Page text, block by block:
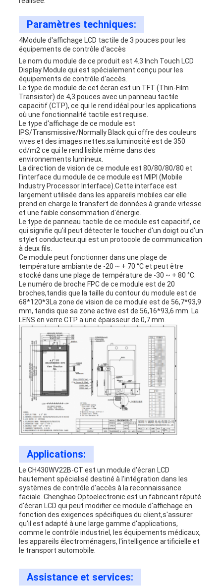
Paramètres techniques:
4Module d'affichage LCD tactile de 3 pouces pour les
équipements de contrôle d'accès
Le nom du module de ce produit est 4.3 Inch Touch LCD
Display Module qui est spécialement conçu pour les
équipements de contrôle d'accès.
Le type de module de cet écran est un TFT (Thin-Film
Transistor) de 4,3 pouces avec un panneau tactile
capacitif (CTP), ce qui le rend idéal pour les applications
où une fonctionnalité tactile est requise.
Le type d'affichage de ce module est
IPS/Transmissive/Normally Black qui offre des couleurs
vives et des images nettes.sa luminosité est de 350
cd/m2 ce qui le rend lisible même dans des
environnements lumineux.
La direction de vision de ce module est 80/80/80/80 et
l'interface du module de ce module est MIPI (Mobile
Industry Processor Interface).Cette interface est
largement utilisée dans les appareils mobiles car elle
prend en charge le transfert de données à grande vitesse
et une faible consommation d'énergie.
Le type de panneau tactile de ce module est capacitif, ce
qui signifie qu'il peut détecter le toucher d'un doigt ou d'un
stylet conducteur.qui est un protocole de communication
à deux fils.
Ce module peut fonctionner dans une plage de
température ambiante de -20 ~ + 70 °C et peut être
stocké dans une plage de température de -30 ~ + 80 °C.
Le numéro de broche FPC de ce module est de 20
broches,tandis que la taille du contour du module est de
68*120*3La zone de vision de ce module est de 56,7*93,9
mm, tandis que sa zone active est de 56,16*93,6 mm. La
LENS en verre CTP a une épaisseur de 0,7 mm.
Applications:
Le CH430WV22B-CT est un module d'écran LCD
hautement spécialisé destiné à l'intégration dans les
systèmes de contrôle d'accès à la reconnaissance
faciale..Chenghao Optoelectronic est un fabricant réputé
d'écran LCD qui peut modifier ce module d'affichage en
fonction des exigences spécifiques du client,s'assurer
qu'il est adapté à une large gamme d'applications,
comme le contrôle industriel, les équipements médicaux,
les appareils électroménagers, l'intelligence artificielle et
le transport automobile.
Assistance et services: